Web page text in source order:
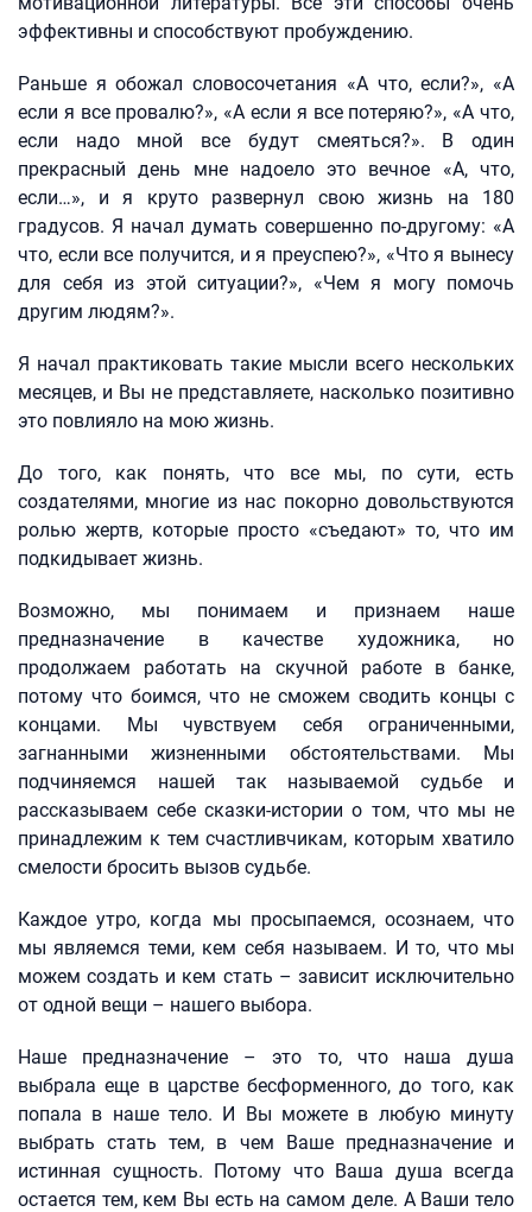
эффективны и способствуют пробуждению.
Раньше я обожал словосочетания «А что, если?», «А
если я все провалю?», «А если я все потеряю?», «А что,
если надо мной все будут смеяться?». В один
прекрасный день мне надоело это вечное «А, что,
если…», и я круто развернул свою жизнь на 180
градусов. Я начал думать совершенно по-другому: «А
что, если все получится, и я преуспею?», «Что я вынесу
для себя из этой ситуации?», «Чем я могу помочь
другим людям?».
Я начал практиковать такие мысли всего нескольких
месяцев, и Вы не представляете, насколько позитивно
это повлияло на мою жизнь.
До того, как понять, что все мы, по сути, есть
создателями, многие из нас покорно довольствуются
ролью жертв, которые просто «съедают» то, что им
подкидывает жизнь.
Возможно, мы понимаем и признаем наше
предназначение в качестве художника, но
продолжаем работать на скучной работе в банке,
потому что боимся, что не сможем сводить концы с
концами. Мы чувствуем себя ограниченными,
загнанными жизненными обстоятельствами. Мы
подчиняемся нашей так называемой судьбе и
рассказываем себе сказки-истории о том, что мы не
принадлежим к тем счастливчикам, которым хватило
смелости бросить вызов судьбе.
Каждое утро, когда мы просыпаемся, осознаем, что
мы являемся теми, кем себя называем. И то, что мы
можем создать и кем стать – зависит исключительно
от одной вещи – нашего выбора.
Наше предназначение – это то, что наша душа
выбрала еще в царстве бесформенного, до того, как
попала в наше тело. И Вы можете в любую минуту
выбрать стать тем, в чем Ваше предназначение и
истинная сущность. Потому что Ваша душа всегда
остается тем, кем Вы есть на самом деле. А Ваши тело